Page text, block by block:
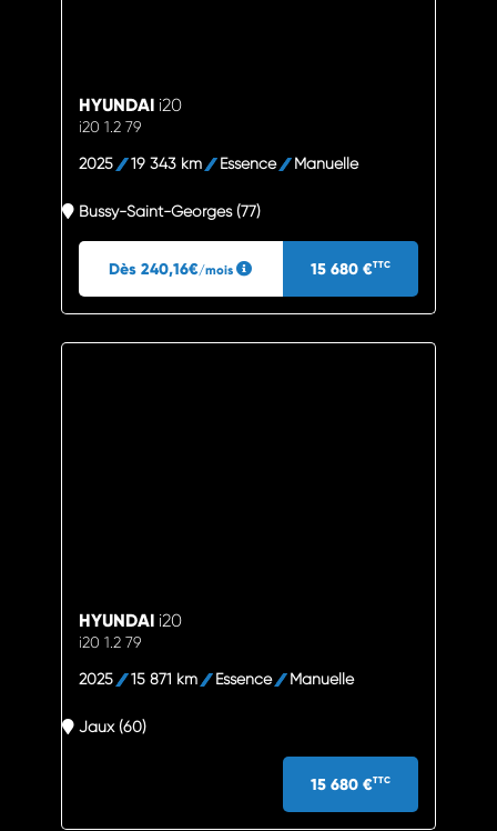
HYUNDAI i20
i20 1.2 79
2025 19 343 km Essence Manuelle
Bussy-Saint-Georges (77)
Dès 240,16€/mois 15 680 €TTC
HYUNDAI i20
i20 1.2 79
2025 15 871 km Essence Manuelle
Jaux (60)
15 680 €TTC